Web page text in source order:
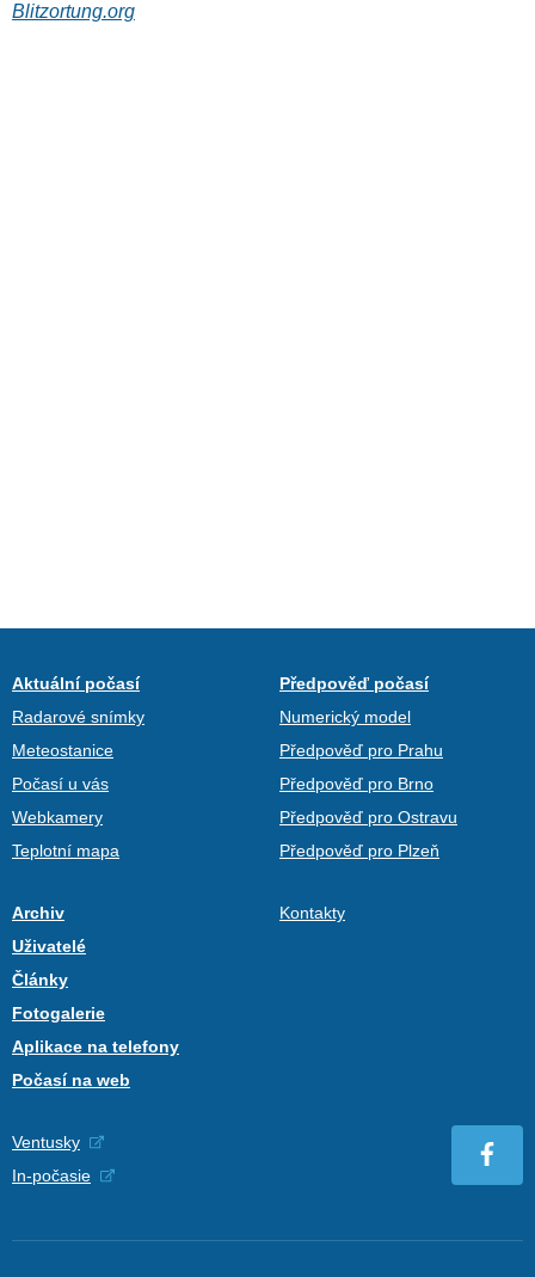
Blitzortung.org
Aktuální počasí
Radarové snímky
Meteostanice
Počasí u vás
Webkamery
Teplotní mapa
Předpověď počasí
Numerický model
Předpověď pro Prahu
Předpověď pro Brno
Předpověď pro Ostravu
Předpověď pro Plzeň
Archiv
Uživatelé
Články
Fotogalerie
Aplikace na telefony
Počasí na web
Kontakty
Ventusky
In-počasie